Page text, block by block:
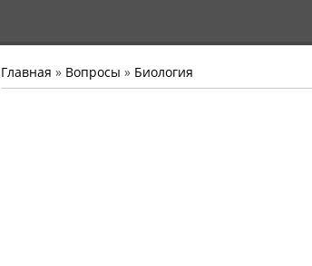
Главная » Вопросы » Биология